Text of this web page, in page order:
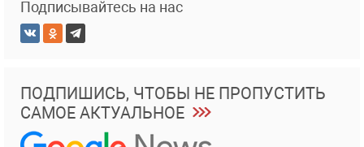
Подписывайтесь на нас
ПОДПИШИСЬ, ЧТОБЫ НЕ ПРОПУСТИТЬ
САМОЕ АКТУАЛЬНОЕ